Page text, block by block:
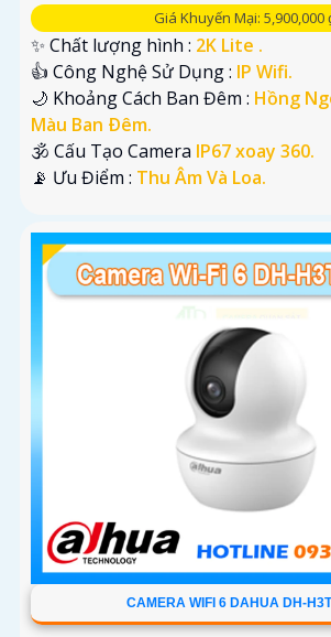
Giá Khuyến Mại: 5,900,000
✨ Chất lượng hình : 2K Lite .
👍 Công Nghệ Sử Dụng : IP Wifi.
🌙 Khoảng Cách Ban Đêm : Hồng
Màu Ban Ðêm.
🕉️ Cấu Tạo Camera IP67 xoay 360.
️📡 Ưu Điểm : Thu Âm Và Loa.
CAMERA WIFI 6 DAHUA DH-